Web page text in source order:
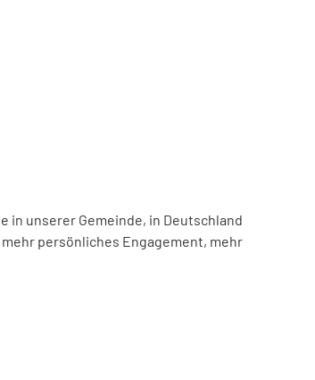
in unserer Gemeinde, in Deutschland
persönliches Engagement, mehr